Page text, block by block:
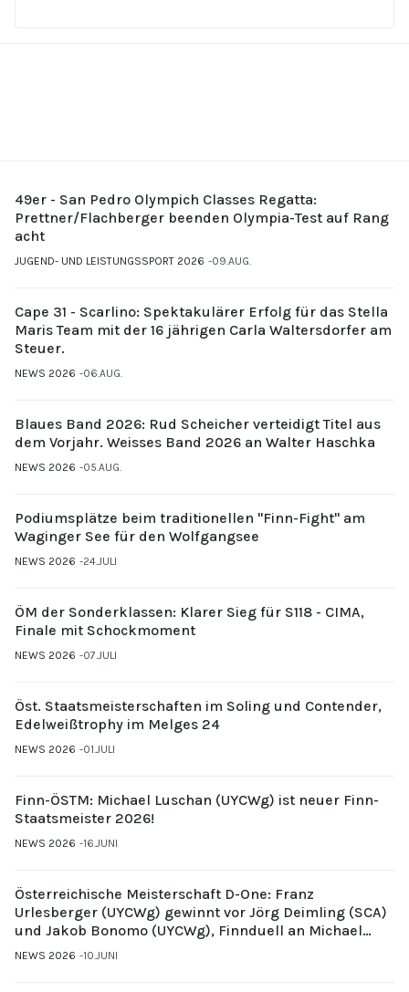
49er - San Pedro Olympich Classes Regatta:
Prettner/Flachberger beenden Olympia-Test auf Rang
acht
JUGEND- UND LEISTUNGSSPORT 2026 09.AUG.
Cape 31 - Scarlino: Spektakulärer Erfolg für das Stella
Maris Team mit der 16 jährigen Carla Waltersdorfer am
Steuer.
NEWS 2026 06.AUG.
Blaues Band 2026: Rud Scheicher verteidigt Titel aus
dem Vorjahr. Weisses Band 2026 an Walter Haschka
NEWS 2026 05.AUG.
Podiumsplätze beim traditionellen "Finn-Fight" am
Waginger See für den Wolfgangsee
NEWS 2026 24.JULI
ÖM der Sonderklassen: Klarer Sieg für S118 - CIMA,
Finale mit Schockmoment
NEWS 2026 07.JULI
Öst. Staatsmeisterschaften im Soling und Contender,
Edelweißtrophy im Melges 24
NEWS 2026 01.JULI
Finn-ÖSTM: Michael Luschan (UYCWg) ist neuer Finn-
Staatsmeister 2026!
NEWS 2026 16.JUNI
Österreichische Meisterschaft D-One: Franz
Urlesberger (UYCWg) gewinnt vor Jörg Deimling (SCA)
und Jakob Bonomo (UYCWg), Finnduell an Michael
Gubi (UYCMo)
NEWS 2026 10.JUNI